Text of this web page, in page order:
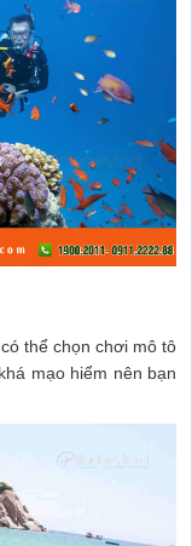
thể chọn chơi mô tô
mạo hiểm nên bạn